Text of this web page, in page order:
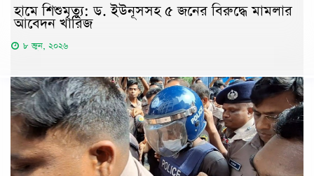
হামে শিশুমৃত্যু: ড. ইউনূসসহ ৫ জনের বিরুদ্ধে মামলার
আবেদন খারিজ
৮ জুন, ২০২৬